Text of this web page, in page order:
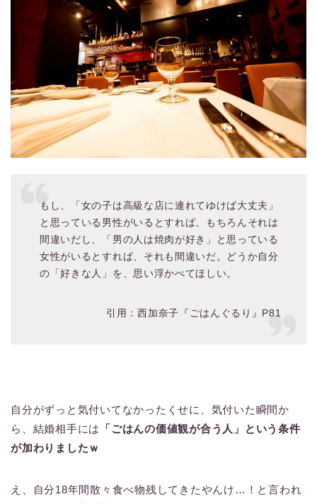
もし、「女の子は高級な店に連れてゆけば大丈夫」
と思っている男性がいるとすれば、もちろんそれは
間違いだし、「男の人は焼肉が好き」と思っている
女性がいるとすれば、それも間違いだ。どうか自分
の「好きな人」を、思い浮かべてほしい。
引用：西加奈子『ごはんぐるり』P81
自分がずっと気付いてなかったくせに、気付いた瞬間か
ら、結婚相手には
「ごはんの価値観が合う人」という条件
が加わりましたｗ
え、自分18年間散々食べ物残してきたやんけ…！と言われ